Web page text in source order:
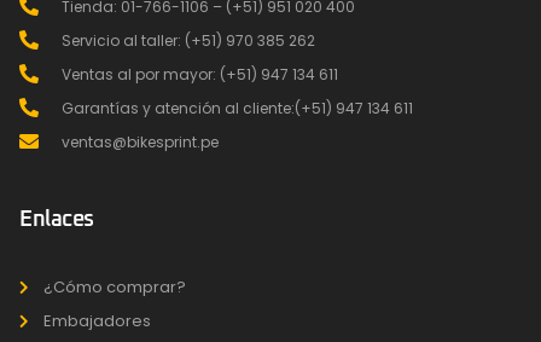
Tienda: 01-766-1106 – (+51) 951 020 400
Servicio al taller: (+51) 970 385 262
Ventas al por mayor: (+51) 947 134 611
Garantías y atención al cliente:(+51) 947 134 611
ventas@bikesprint.pe
Enlaces
¿Cómo comprar?
Embajadores